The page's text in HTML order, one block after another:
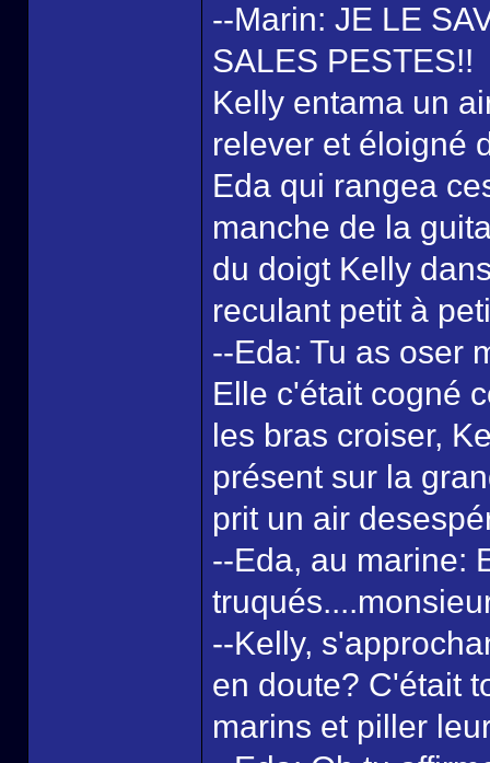
--Marin: JE LE
SALES PESTES!!
Kelly entama un
relever et éloigné
Eda qui rangea
manche de la
du doigt Kelly
reculant petit à
--Eda: Tu as oser
Elle c'était cogné
les bras croiser,
présent sur la
prit un air
--Eda, au marine:
--Kelly,
en doute? C'était
marins et piller